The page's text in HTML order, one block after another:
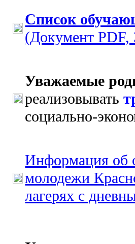
Список
(Документ PDF,
Уважаемые
реализовывать
социально-
Информация об
молодежи
лагерях с